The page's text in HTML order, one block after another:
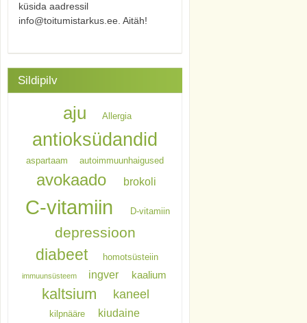
küsida aadressil
info@toitumistarkus.ee. Aitäh!
Sildipilv
aju Allergia
antioksüdandid
aspartaam autoimmuunhaigused
avokaado brokoli
C-vitamiin D-vitamiin
depressioon
diabeet homotsüsteiin
immuunsüsteem ingver kaalium
kaltsium kaneel
kilpnääre kiudaine